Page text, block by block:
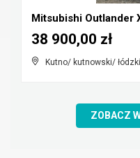
Kutno/ kutnowski/
38 900,00 zł
ZOBACZ